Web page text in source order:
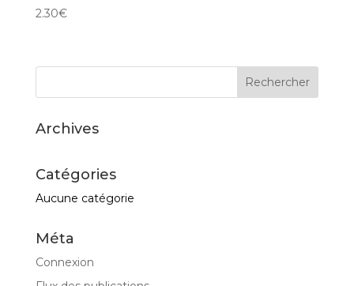
2.30€
Archives
Catégories
Aucune catégorie
Méta
Connexion